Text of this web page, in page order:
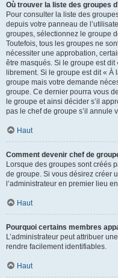
Où trouver la liste des groupes
Pour consulter la liste des
depuis votre panneau de
groupes, sélectionnez le groupe
Toutefois, tous les groupes ne
nécessiter une approbation,
être masqués. Si le groupe est
librement. Si le groupe est dit «
groupe mais votre demande
groupe. Ce dernier pourra vous
le groupe et ainsi décider s’il
pas le chef de groupe s’il annule
Haut
Comment devenir chef de
Lorsque des groupes sont créés
de groupe. Si vous désirez créer
l’administrateur en premier lieu
Haut
Pourquoi certains membres
L’administrateur peut attribuer
rendre facilement identifiables.
Haut